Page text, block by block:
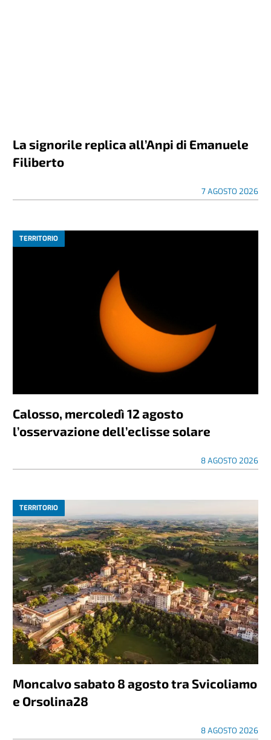
La signorile replica all’Anpi di Emanuele
Filiberto
7 AGOSTO 2026
TERRITORIO
Calosso, mercoledì 12 agosto
l’osservazione dell’eclisse solare
8 AGOSTO 2026
TERRITORIO
Moncalvo sabato 8 agosto tra Svicoliamo
e Orsolina28
8 AGOSTO 2026